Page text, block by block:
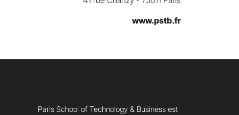
www.pstb.fr
Paris School of Technology & Business est